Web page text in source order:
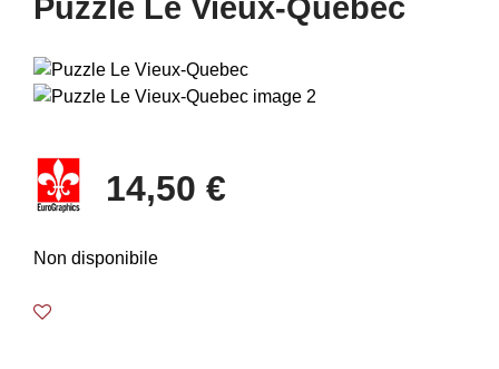
Puzzle Le Vieux-Quebec
14,50 €
Non disponibile